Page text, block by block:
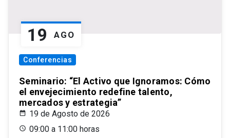
19 AGO
Conferencias
Seminario: “El Activo que Ignoramos: Cómo
el envejecimiento redefine talento,
mercados y estrategia”
19 de Agosto de 2026
09:00 a 11:00 horas